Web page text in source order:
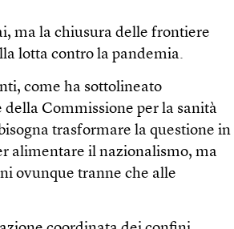
ma la chiusura delle frontiere
lotta contro la pandemia.
come ha sottolineato
Commissione per la sanità
trasformare la questione in
alimentare il nazionalismo, ma
ovunque tranne che alle